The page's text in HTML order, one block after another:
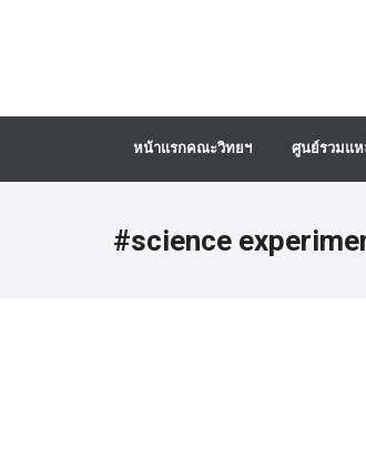
หน้าแรกคณะวิทยฯ ศูนย์รวมแห
#science